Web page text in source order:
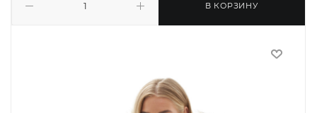
В КОРЗИНУ